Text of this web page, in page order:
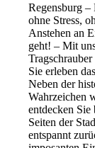
Regensburg –
ohne Stress,
Anstehen an
geht! – Mit
Sie erleben
Neben der
Wahrzeichen
entdecken
Seiten der
entspannt